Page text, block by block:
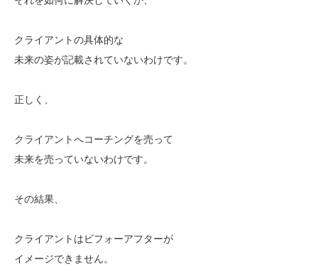
クライアントの具体的な
未来の姿が記載されていないわけです。
正しく、
クライアントへコーチングを売って
未来を売っていないわけです。
その結果、
クライアントはビフォーアフターが
イメージできません。